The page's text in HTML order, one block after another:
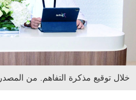
خلال توقيع مذكرة التفاهم. من المصدر